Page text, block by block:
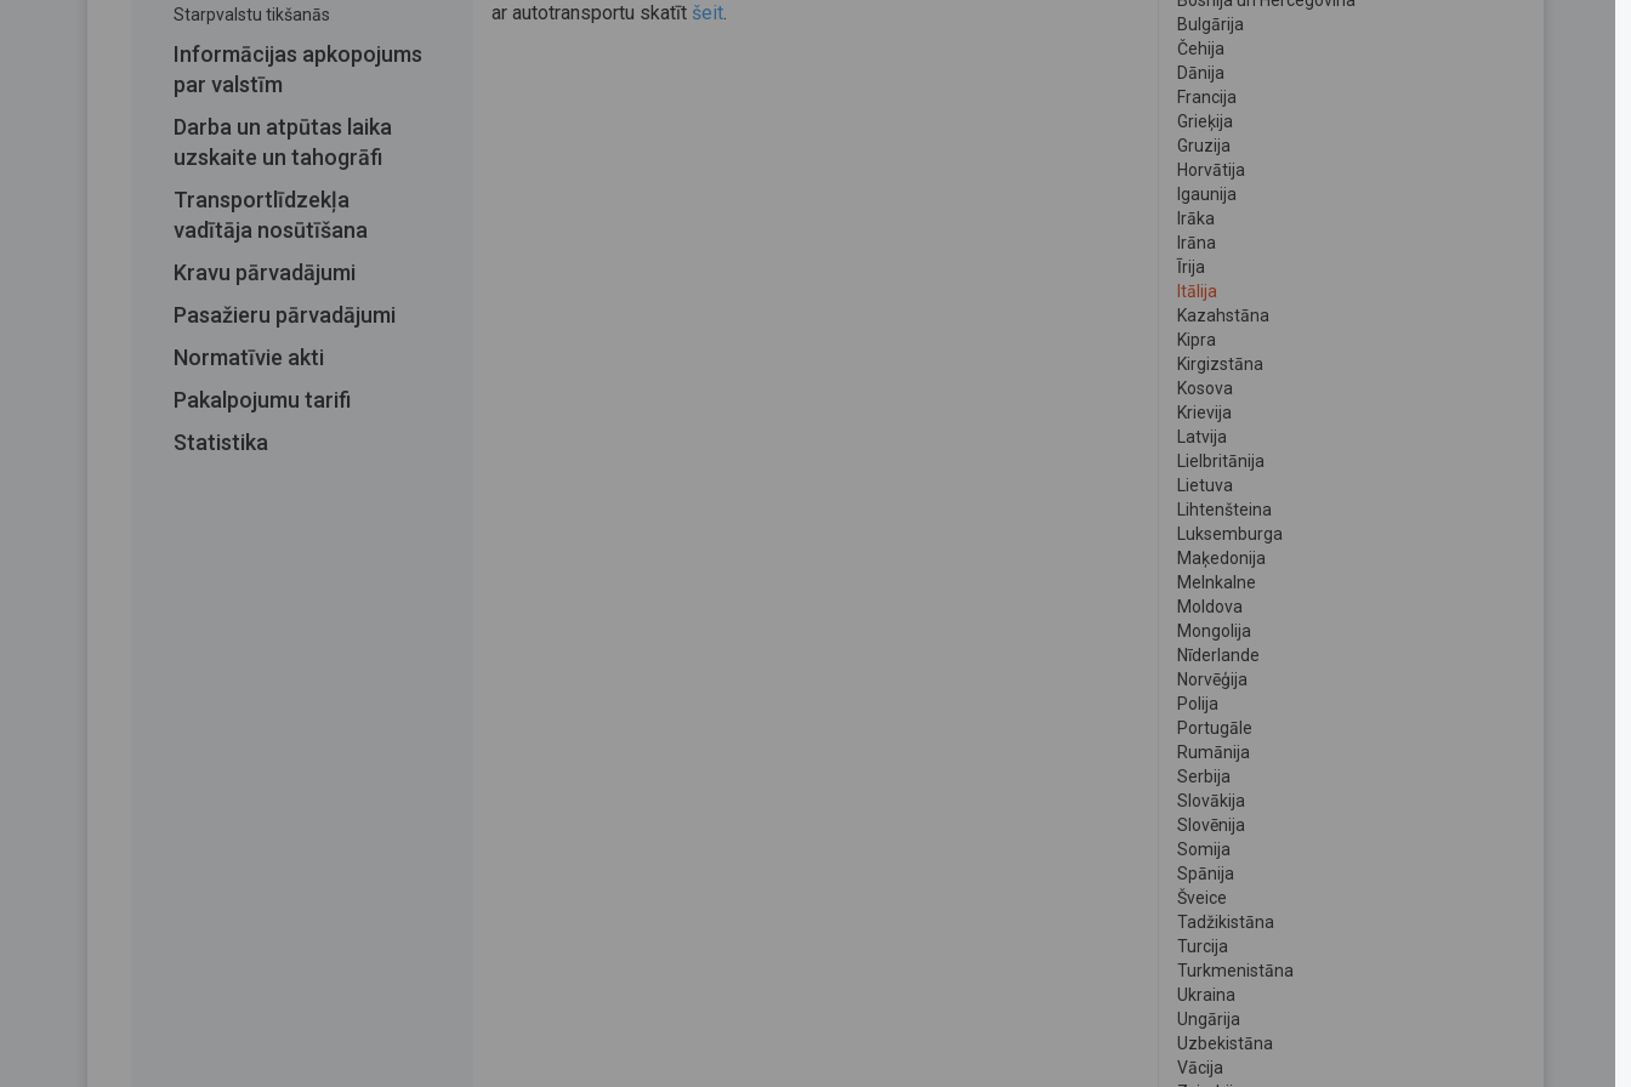
Starpvalstu tikšanās
Informācijas apkopojums
par valstīm
Darba un atpūtas laika
uzskaite un tahogrāfi
Transportlīdzekļa
vadītāja nosūtīšana
Kravu pārvadājumi
Pasažieru pārvadājumi
Normatīvie akti
Pakalpojumu tarifi
Statistika
ar autotransportu skatīt šeit.
Bulgārija
Čehija
Dānija
Francija
Grieķija
Gruzija
Horvātija
Igaunija
Irāka
Irāna
Īrija
Itālija
Kazahstāna
Kipra
Kirgizstāna
Kosova
Krievija
Latvija
Lielbritānija
Lietuva
Lihtenšteina
Luksemburga
Maķedonija
Melnkalne
Moldova
Mongolija
Nīderlande
Norvēģija
Polija
Portugāle
Rumānija
Serbija
Slovākija
Slovēnija
Somija
Spānija
Šveice
Tadžikistāna
Turcija
Turkmenistāna
Ukraina
Ungārija
Uzbekistāna
Vācija